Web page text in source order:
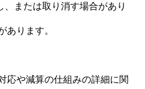
または取り消す場合があり
ります。
応や減算の仕組みの詳細に関